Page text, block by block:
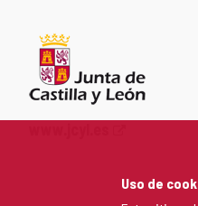
Uso de